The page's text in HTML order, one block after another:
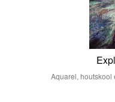
Aquarel, houtskool